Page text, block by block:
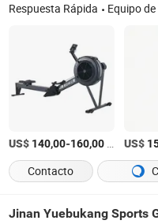
Respuesta Rápida Equipo de fitness, bicicleta
US$ 140,00-160,00 US$
Contacto
Jinan Yuebukang Sports